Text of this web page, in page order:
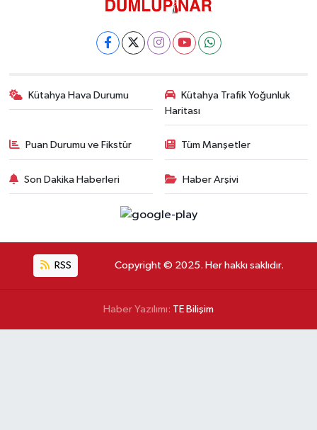
Kütahya Hava Durumu
Kütahya Trafik Yoğunluk
Haritası
Puan Durumu ve Fikstür Tüm Manşetler
Son Dakika Haberleri Haber Arşivi
RSS Copyright © 2025. Her hakkı saklıdır.
Haber Yazılımı: TE Bilişim